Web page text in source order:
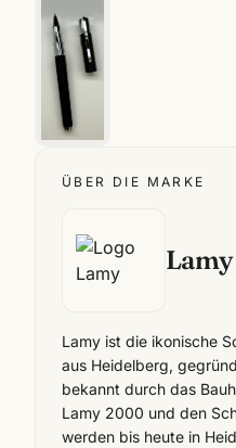
ÜBER DIE MARKE
Lamy
Lamy ist die ikonische
aus Heidelberg,
bekannt durch das
Lamy 2000 und den
werden bis heute in